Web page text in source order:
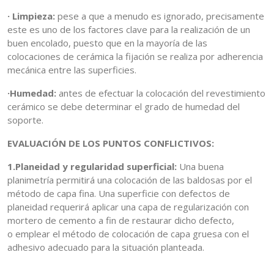
· Limpieza: pese a que a menudo es ignorado, precisamente
este es uno de los factores clave para la realización de un
buen encolado, puesto que en la mayoría de las
colocaciones de cerámica la fijación se realiza por adherencia
mecánica entre las superficies.
·Humedad: antes de efectuar la colocación del revestimiento
cerámico se debe determinar el grado de humedad del
soporte.
EVALUACIÓN DE LOS PUNTOS CONFLICTIVOS:
1.Planeidad y regularidad superficial: Una buena
planimetría permitirá una colocación de las baldosas por el
método de capa fina. Una superficie con defectos de
planeidad requerirá aplicar una capa de regularización con
mortero de cemento a fin de restaurar dicho defecto,
o emplear el método de colocación de capa gruesa con el
adhesivo adecuado para la situación planteada.